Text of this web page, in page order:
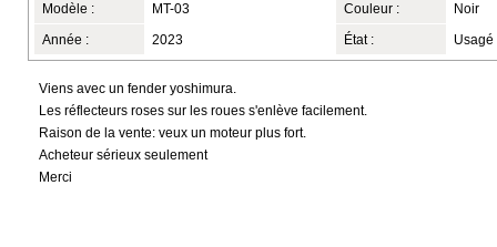
Modèle : MT-03
Année : 2023
Couleur : Noir
État : Usagé
Viens avec un fender yoshimura.
Les réflecteurs roses sur les roues s'enlève facilement.
Raison de la vente: veux un moteur plus fort.
Acheteur sérieux seulement
Merci